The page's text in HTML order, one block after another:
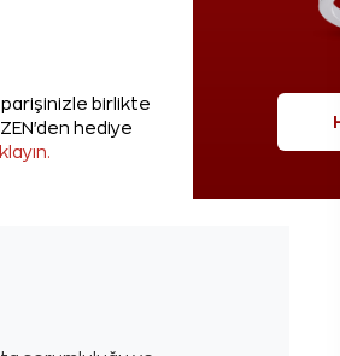
birlikte
hediye